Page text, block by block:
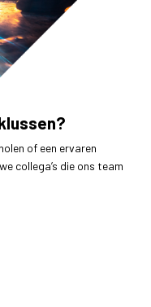
of een ervaren
collega’s die ons team